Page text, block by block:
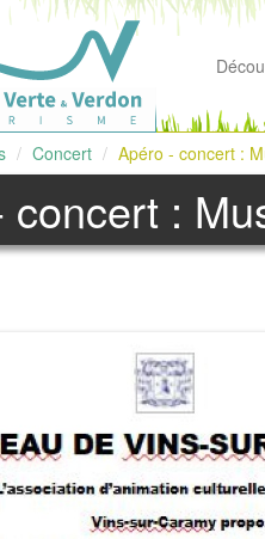
Concert Apéro - concert :
concert :